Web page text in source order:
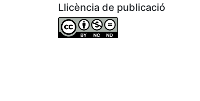
Llicència de publicació